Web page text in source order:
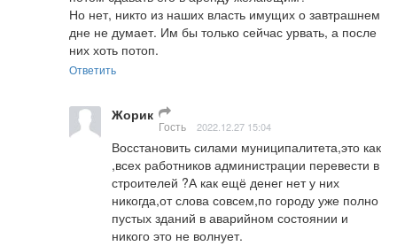
Но нет, никто из наших власть имущих о завтрашнем
дне не думает. Им бы только сейчас урвать, а после
них хоть потоп.
Ответить
Жорик
Гость 2022.12.27 15:04
Восстановить силами муниципалитета,это как
,всех работников администрации перевести в
строителей ?А как ещё денег нет у них
никогда,от слова совсем,по городу уже полно
пустых зданий в аварийном состоянии и
никого это не волнует.